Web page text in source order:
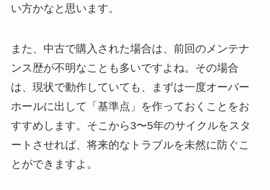
い方かなと思います。
また、中古で購入された場合は、前回のメンテナ
ンス歴が不明なことも多いですよね。その場合
は、現状で動作していても、まずは一度オーバー
ホールに出して「基準点」を作っておくことをお
すすめします。そこから3〜5年のサイクルをスタ
ートさせれば、将来的なトラブルを未然に防ぐこ
とができますよ。